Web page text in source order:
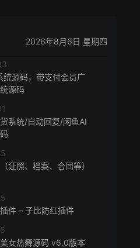
2026年8月6日 星期四
统源码，带支付会员广
源码
系统/自动回复/闲鱼AI
证照、档案、合同等）
件 – 子比防红插件
女热舞源码 v6.0版本